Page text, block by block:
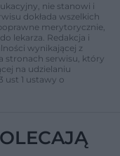
nie stanowi i
dokłada wszelkich
merytorycznie,
lekarza. Redakcja i
wynikającej z
stronach serwisu, który
na udzielaniu
ust 1 ustawy o